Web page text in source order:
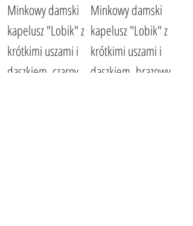
Minkowy damski
kapelusz "Lobik" z
krótkimi uszami i
daszkiem, czarny
Minkowy damski
kapelusz "Lobik" z
krótkimi uszami i
daszkiem, brązowy